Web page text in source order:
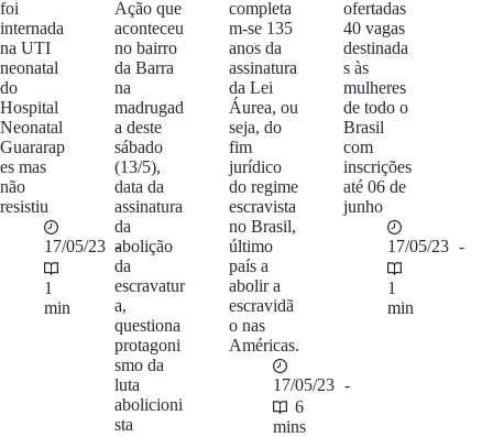
foi
internada
na UTI
neonatal
do
Hospital
Neonatal
Guararap
es mas
não
resistiu
17/05/23
1
min
Ação que
aconteceu
no bairro
da Barra
na
madrugad
a deste
sábado
(13/5),
data da
assinatura
da
abolição
da
escravatur
a,
questiona
protagoni
smo da
luta
abolicioni
sta
completa
m-se 135
anos da
assinatura
da Lei
Áurea, ou
seja, do
fim
jurídico
do regime
escravista
no Brasil,
último
país a
abolir a
escravidã
o nas
Américas.
17/05/23
6
mins
ofertadas
40 vagas
destinada
s às
mulheres
de todo o
Brasil
com
inscrições
até 06 de
junho
17/05/23
1
min